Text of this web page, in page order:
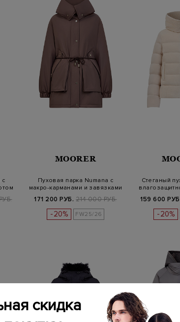
с
MOORER
Пуховая парка Numana с
макро-карманами и завязками
171 200 РУБ. 214 000 РУБ.
-20% FW25/26
Стеганый
159 600
-20%
скидка